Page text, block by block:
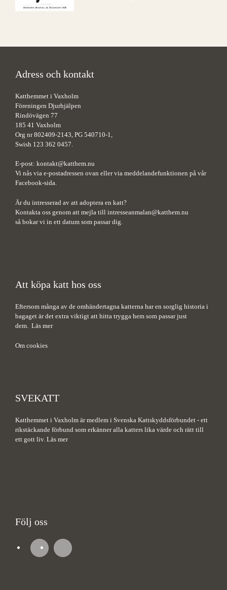
Adress och kontakt
Katthemmet i Vaxholm
Föreningen Djurhjälpen
Rindövägen 77
185 41 Vaxholm
Org nr 802409-2143, PG 540710-1,
Swish 123 362 0457.
E-post: kontakt@katthem.nu
Vi nås via e-postadressen ovan eller via meddelandefunktionen på vår
Facebook-sida.
Är du intresserad av att adoptera en katt?
Kontakta oss genom att mejla till intresseanmalan@katthem.nu
så bokar vi in ett datum som passar dig.
Att köpa katt hos oss
Eftersom många av de omhändertagna katterna har en sorglig historia i
bagaget är det extra viktigt att hitta trygga hem som passar just
dem. Läs mer
Om cookies
SVEKATT
Katthemmet i Vaxholm är medlem i Svenska Kattskyddsförbundet - ett
rikstäckande förbund som erkänner alla katters lika värde och rätt till
ett gott liv. Läs mer
Följ oss